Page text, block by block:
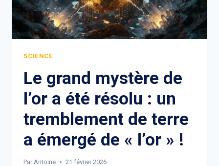
SCIENCE
Le grand mystère de
l’or a été résolu : un
tremblement de terre
a émergé de « l’or » !
Par Antoine 21 février 2026